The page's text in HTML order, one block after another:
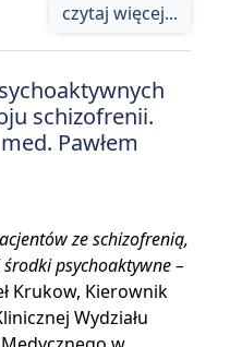
czytaj więcej...
schizofrenii.
Pawłem
ze schizofrenią,
psychoaktywne –
Krukow, Kierownik
Wydziału